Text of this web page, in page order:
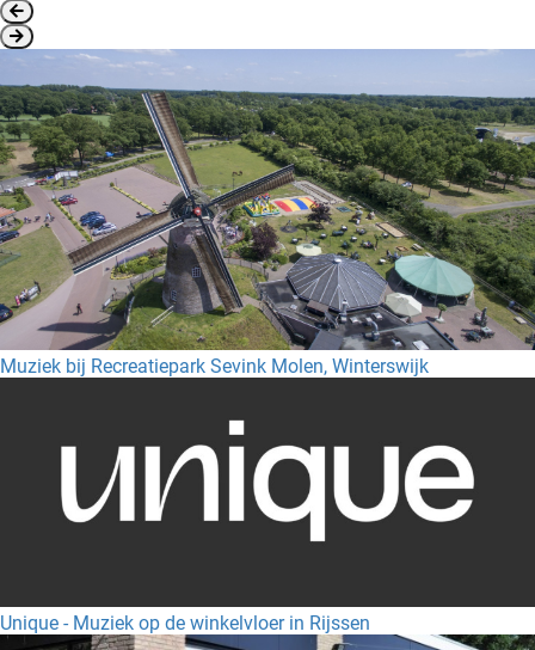
Muziek bij Recreatiepark Sevink Molen, Winterswijk
Unique - Muziek op de winkelvloer in Rijssen